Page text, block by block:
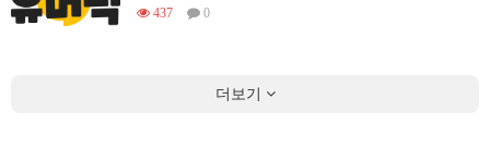
437
0
더보기